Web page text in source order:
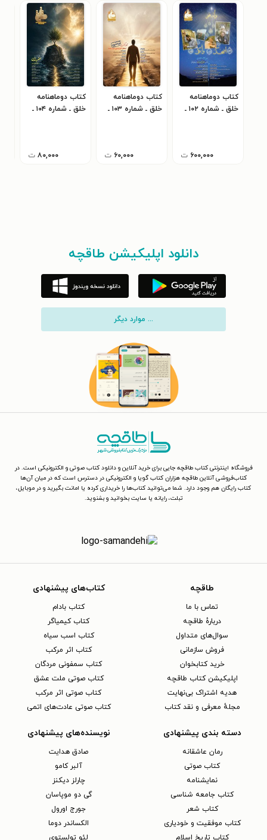
کتاب دوماهنامه
خلق ـ شماره ۱۰۲ ـ
۶۰۰,۰۰۰ ت
کتاب دوماهنامه
خلق ـ شماره ۱۰۳ ـ
۶۰,۰۰۰ ت
کتاب دوماهنامه
خلق ـ شماره ۱۰۴ ـ
۸۰,۰۰۰ ت
دانلود اپلیکیشن طاقچه
... موارد دیگر
فروشگاه اینترنتی کتاب طاقچه جایی برای خرید آنلاین و دانلود کتاب صوتی و الکترونیکی است. در
کتاب‌فروشی آنلاین طاقچه هزاران کتاب گویا و الکترونیکی در دسترس است که در میان آن‌ها
کتاب رایگان هم وجود دارد. شما می‌توانید کتاب‌ها را خریداری کرده یا امانت بگیرید و در موبایل،
تبلت، رایانه یا سایت بخوانید و بشنوید.
طاقچه
تماس با ما
دربارهٔ طاقچه
سوال‌های متداول
فروش سازمانی
خرید کتابخوان
اپلیکیشن کتاب طاقچه
هدیه اشتراک بی‌نهایت
مجلهٔ معرفی و نقد کتاب
کتاب‌های پیشنهادی
کتاب بادام
کتاب کیمیاگر
کتاب اسب سیاه
کتاب اثر مرکب
کتاب سمفونی مردگان
کتاب صوتی ملت عشق
کتاب صوتی اثر مرکب
کتاب صوتی عادت‌های اتمی
دسته بندی پیشنهادی
رمان عاشقانه
کتاب‌ صوتی
نمایشنامه
کتاب جامعه شناسی
کتاب شعر
کتاب موفقیت و خودیاری
کتاب تاریخ اسلام
نویسنده‌های پیشنهادی
صادق هدایت
آلبر کامو
چارلز دیکنز
گی دو موپاسان
جورج اورول
الکساندر دوما
لئو تولستوی